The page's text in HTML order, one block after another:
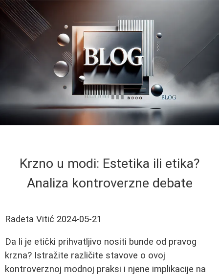
Krzno u modi: Estetika ili etika?
Analiza kontroverzne debate
Radeta Vitić 2024-05-21
Da li je etički prihvatljivo nositi bunde od pravog
krzna? Istražite različite stavove o ovoj
kontroverznoj modnoj praksi i njene implikacije na